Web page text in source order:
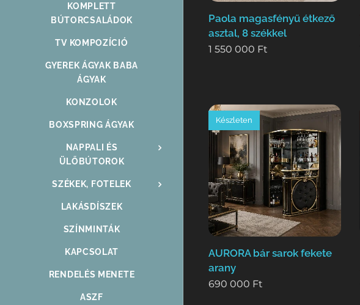
KOMPLETT
BÚTORCSALÁDOK
TV KOMPOZÍCIÓ
GYEREK ÁGYAK BABA
ÁGYAK
KONZOLOK
BOXSPRING ÁGYAK
NAPPALI ÉS
ÜLŐBÚTOROK
SZÉKEK, FOTELEK
LAKÁSDÍSZEK
SZÍNMINTÁK
KAPCSOLAT
RENDELÉS MENETE
ASZF
Paola magasfényű étkező
asztal, 8 székkel
1 550 000 Ft
AURORA bár sarok fekete
arany
Készleten
690 000 Ft